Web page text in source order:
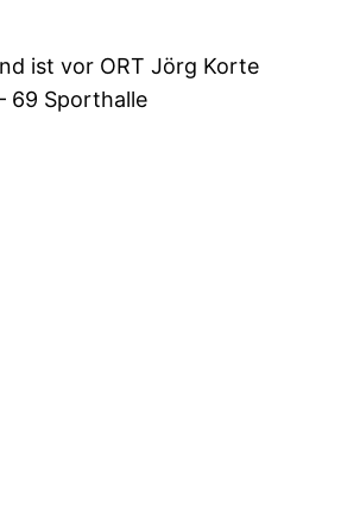
ist vor ORT Jörg Korte
69 Sporthalle